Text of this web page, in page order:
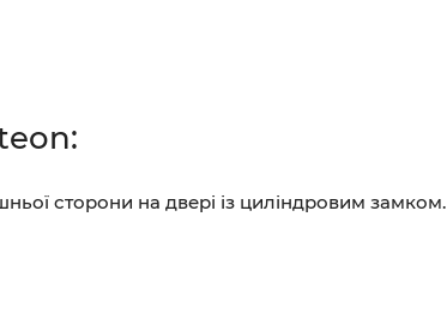
сторони на двері із циліндровим замком.